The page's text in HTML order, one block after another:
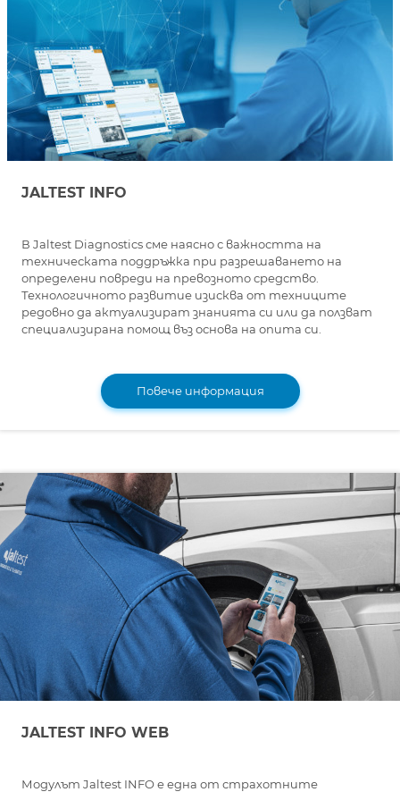
JALTEST INFO
В Jaltest Diagnostics сме наясно с важността на
техническата поддръжка при разрешаването на
определени повреди на превозното средство.
Технологичното развитие изисква от техниците
редовно да актуализират знанията си или да ползват
специализирана помощ въз основа на опита си.
Повече информация
JALTEST INFO WEB
Модулът Jaltest INFO е една от страхотните